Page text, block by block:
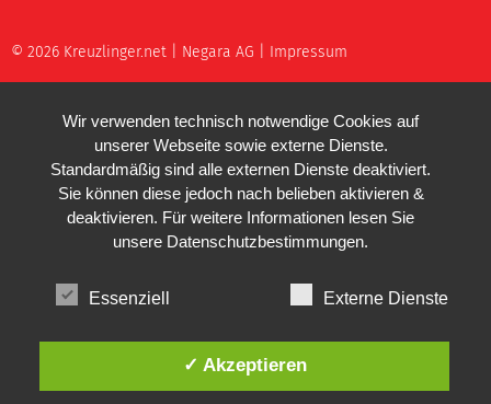
© 2026 Kreuzlinger.net | Negara AG Impressum
Wir verwenden technisch notwendige Cookies auf
unserer Webseite sowie externe Dienste.
Standardmäßig sind alle externen Dienste deaktiviert.
Sie können diese jedoch nach belieben aktivieren &
deaktivieren. Für weitere Informationen lesen Sie
unsere Datenschutzbestimmungen.
Essenziell Externe Dienste
✓ Akzeptieren